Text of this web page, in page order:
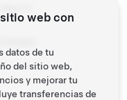
in
web con
datos de tu
del sitio web,
y mejorar tu
transferencias de